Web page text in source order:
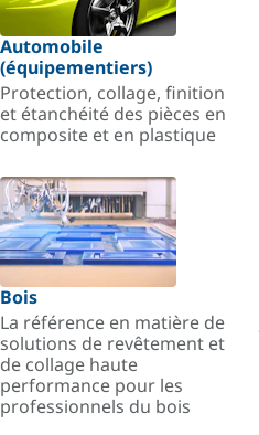
Automobile
(équipementiers)
Protection, collage, finition
et étanchéité des pièces en
composite et en plastique
Bois
La référence en matière de
solutions de revêtement et
de collage haute
performance pour les
professionnels du bois